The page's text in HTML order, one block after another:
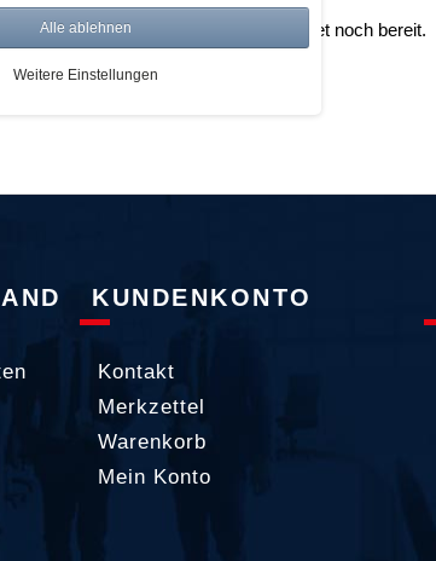
weder verpflichtet noch bereit.
KUNDENKONTO
Kontakt
Merkzettel
Warenkorb
Mein Konto
Alle ablehnen
Weitere Einstellungen